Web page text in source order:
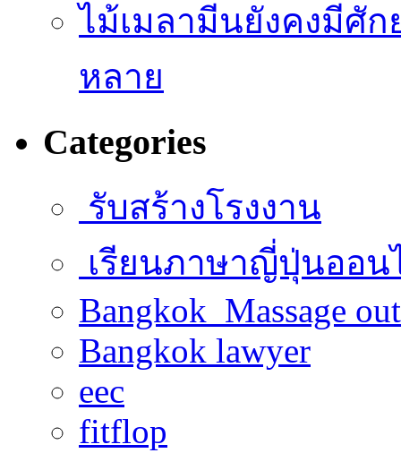
ไม้เมลามีนยังคงมีศั
หลาย
Categories
รับสร้างโรงงาน
เรียนภาษาญี่ปุ่นออน
Bangkok Massage
Bangkok lawyer
eec
fitflop